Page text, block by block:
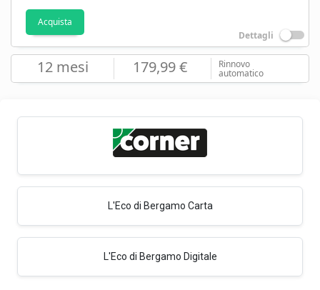
Acquista
Dettagli
12 mesi 179,99 € Rinnovo
automatico
L'Eco di Bergamo Carta
L'Eco di Bergamo Digitale